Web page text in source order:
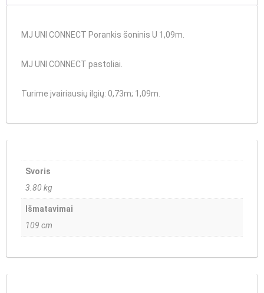
MJ UNI CONNECT Porankis šoninis U 1,09m.
MJ UNI CONNECT pastoliai.
Turime įvairiausių ilgių: 0,73m; 1,09m.
Svoris
3.80 kg
Išmatavimai
109 cm